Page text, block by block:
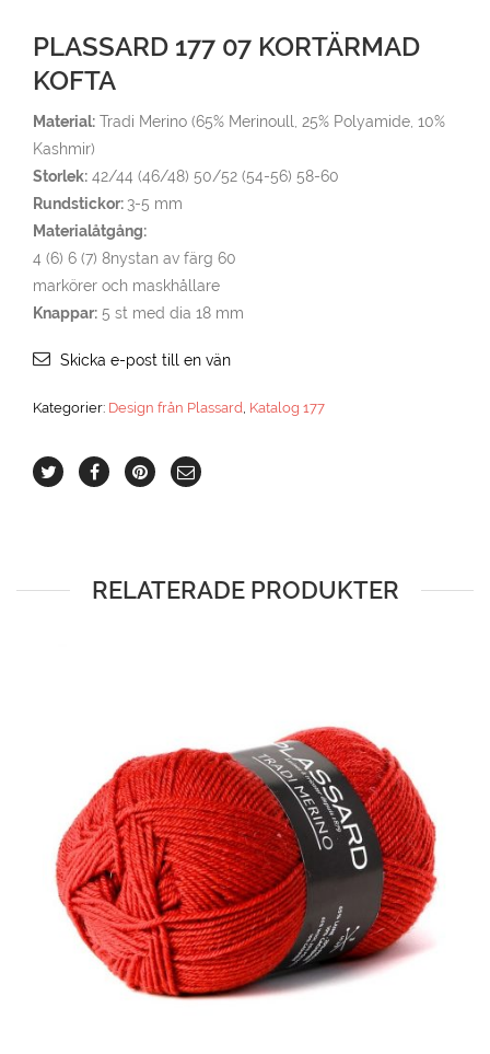
PLASSARD 177 07 KORTÄRMAD
KOFTA
Material: Tradi Merino (65% Merinoull, 25% Polyamide, 10%
Kashmir)
Storlek: 42/44 (46/48) 50/52 (54-56) 58-60
Rundstickor: 3-5 mm
Materialåtgång:
4 (6) 6 (7) 8nystan av färg 60
markörer och maskhållare
Knappar: 5 st med dia 18 mm
Skicka e-post till en vän
Kategorier: Design från Plassard Katalog 177
RELATERADE PRODUKTER